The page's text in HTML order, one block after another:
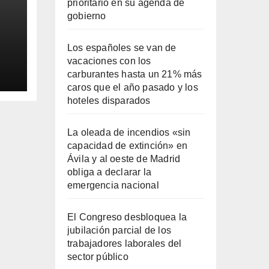
prioritario en su agenda de
gobierno
Los españoles se van de
vacaciones con los
carburantes hasta un 21% más
caros que el año pasado y los
hoteles disparados
La oleada de incendios «sin
capacidad de extinción» en
Ávila y al oeste de Madrid
obliga a declarar la
emergencia nacional
El Congreso desbloquea la
jubilación parcial de los
trabajadores laborales del
sector público